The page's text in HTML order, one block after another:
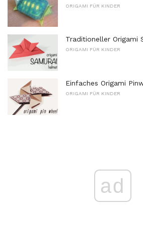
ORIGAMI FÜR KINDER
Traditioneller Origami
ORIGAMI FÜR KINDER
Einfaches Origami
ORIGAMI FÜR KINDER
ad